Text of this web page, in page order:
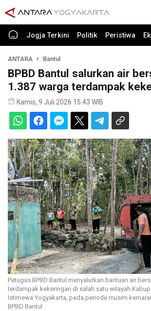
Jogja Terkini Politik Peristiwa
ANTARA Bantul
BPBD Bantul salurkan air
1.387 warga terdampak
Kamis, 9 Juli 2026 15:43 WIB
Petugas BPBD Bantul menyalurkan bantuan air
terdampak kekeringan di salah satu wilayah
Istimewa Yogyakarta, pada periode musim
BPBD Bantul